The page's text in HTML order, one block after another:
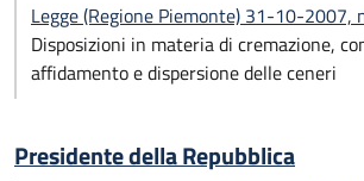
Legge (Regione Piemonte) 31-10-2007,
Disposizioni in materia di cremazione,
affidamento e dispersione delle ceneri
Presidente della Repubblica